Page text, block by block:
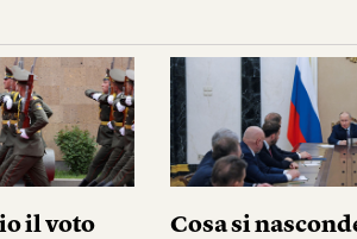
il voto
Cosa si